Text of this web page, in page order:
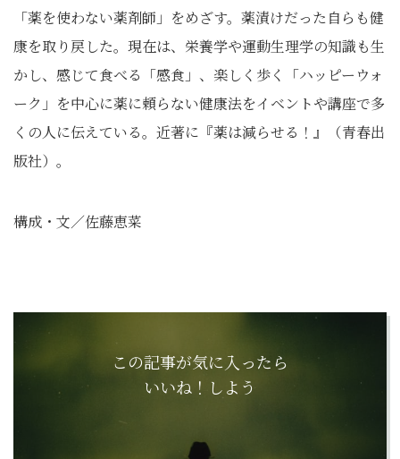
「薬を使わない薬剤師」をめざす。薬漬けだった自らも健
康を取り戻した。現在は、栄養学や運動生理学の知識も生
かし、感じて食べる「感食」、楽しく歩く「ハッピーウォ
ーク」を中心に薬に頼らない健康法をイベントや講座で多
くの人に伝えている。近著に『薬は減らせる！』（青春出
版社）。
構成・文／佐藤恵菜
この記事が気に入ったら
いいね！しよう